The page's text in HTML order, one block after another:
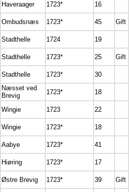
Haveraager 1723* 16
Ombudsnæs 1723* 45 Gift
Stadthelle 1724 19
Stadthelle 1723* 25 Gift
Stadthelle 1723* 30
Næsset ved
Brevig
1723* 18
Wingie 1723 22
Wingie 1723* 18
Aabye 1723* 41
Hiøring 1723* 17
Østre Brevig 1723* 39 Gift